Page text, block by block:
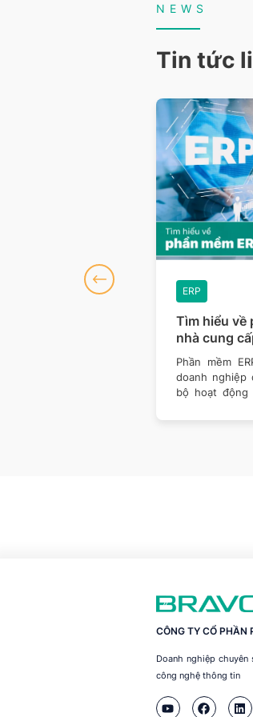
NEWS
Tin tức
Tìm hiểu về
mô hình
nghiệp
ERP
Hệ thống
định nguồn
vụ kết nối tất
CÔNG TY CỔ PHẦN
Doanh nghiệp
công nghệ thông tin